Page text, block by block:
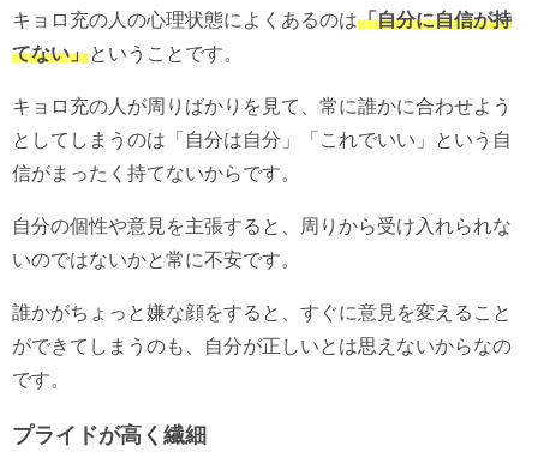
キョロ充の人の心理状態によくあるのは「自分に自信が持
てない」ということです。
キョロ充の人が周りばかりを見て、常に誰かに合わせよう
としてしまうのは「自分は自分」「これでいい」という自
信がまったく持てないからです。
自分の個性や意見を主張すると、周りから受け入れられな
いのではないかと常に不安です。
誰かがちょっと嫌な顔をすると、すぐに意見を変えること
ができてしまうのも、自分が正しいとは思えないからなの
です。
プライドが高く繊細